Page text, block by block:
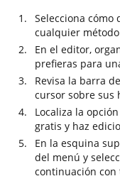
Selecciona cómo
cualquier
En el editor,
prefieras para
Revisa la barra
cursor sobre sus
Localiza la
gratis y haz
En la esquina
del menú y
continuación